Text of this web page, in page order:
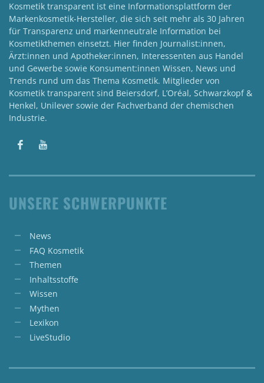
Kosmetik transparent ist eine Informationsplattform der
Markenkosmetik-Hersteller, die sich seit mehr als 30 Jahren
für Transparenz und markenneutrale Information bei
Kosmetikthemen einsetzt. Hier finden Journalist:innen,
Ärzt:innen und Apotheker:innen, Interessenten aus Handel
und Gewerbe sowie Konsument:innen Wissen, News und
Trends rund um das Thema Kosmetik. Mitglieder von
Kosmetik transparent sind Beiersdorf, L’Oréal, Schwarzkopf &
Henkel, Unilever sowie der Fachverband der chemischen
Industrie.
UNSERE SCHWERPUNKTE
News
FAQ Kosmetik
Themen
Inhaltsstoffe
Wissen
Mythen
Lexikon
LiveStudio